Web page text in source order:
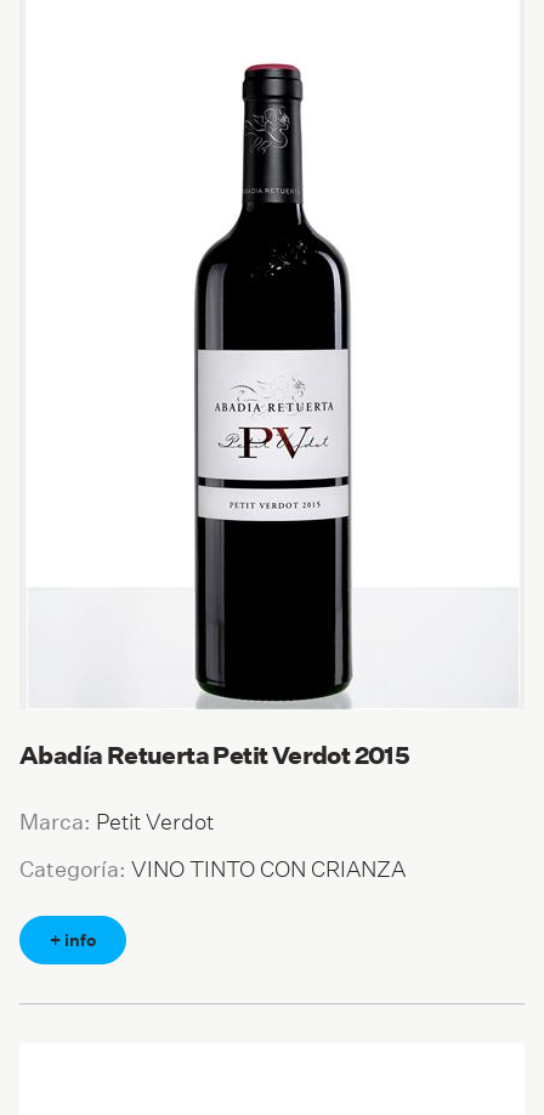
Abadía Retuerta Petit Verdot 2015
Marca: Petit Verdot
Categoría: VINO TINTO CON CRIANZA
+ info